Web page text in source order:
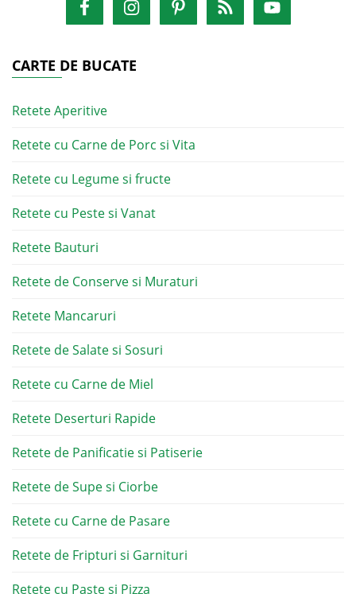
CARTE DE BUCATE
Retete Aperitive
Retete cu Carne de Porc si Vita
Retete cu Legume si fructe
Retete cu Peste si Vanat
Retete Bauturi
Retete de Conserve si Muraturi
Retete Mancaruri
Retete de Salate si Sosuri
Retete cu Carne de Miel
Retete Deserturi Rapide
Retete de Panificatie si Patiserie
Retete de Supe si Ciorbe
Retete cu Carne de Pasare
Retete de Fripturi si Garnituri
Retete cu Paste si Pizza